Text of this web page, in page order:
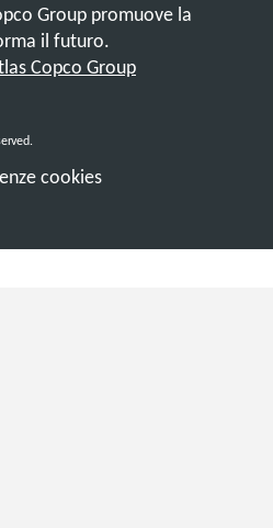
Group promuove la
il futuro.
Copco Group
cookies